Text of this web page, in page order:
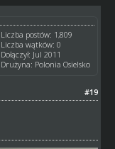
Liczba postów: 1,809
Liczba wątków: 0
Dołączył: Jul 2011
Drużyna: Polonia Osielsko
#19